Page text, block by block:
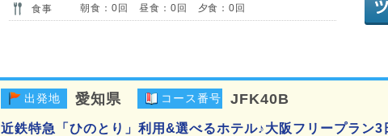
食事 朝食：0回 昼食：0回 夕食：0回
出発地 愛知県 コース番号 JFK40B
近鉄特急「ひのとり」利用&選べるホテル♪大阪フリープラン3